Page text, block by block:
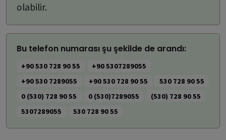
olabilir.
Bu telefon numarası şu şekilde de arandı:
+90 530 728 90 55
+90 5307289055
+90 530 7289055
+90 530 728 90 55
530 728 90 55
0 (530) 728 90 55
0 (530)7289055
(530) 728 90 55
5307289055
530 728 90 55